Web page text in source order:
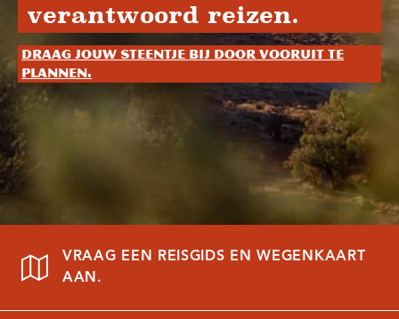
verantwoord reizen.
Draag jouw steentje bij door vooruit te
plannen.
VRAAG EEN REISGIDS EN WEGENKAART
AAN.